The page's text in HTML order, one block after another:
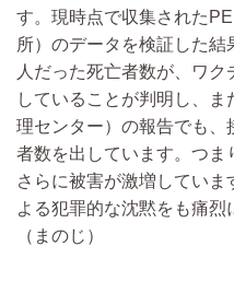
す。現時点で収集された
所）のデータを検証した
人だった死亡者数が、ワ
していることが判明し、
理センター）の報告でも
者数を出しています。つま
さらに被害が激増してい
よる犯罪的な沈黙をも痛烈
（まのじ）